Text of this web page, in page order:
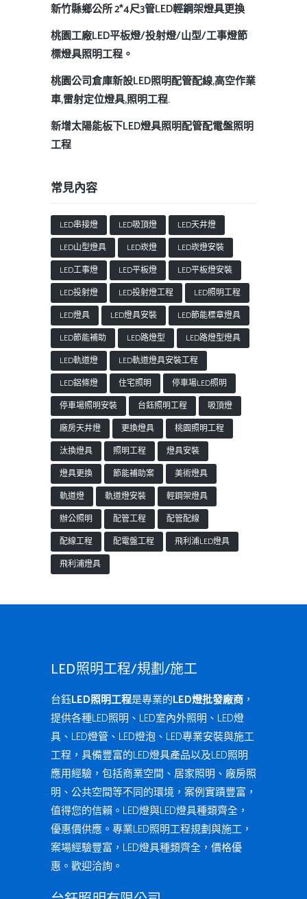
新竹縣鄉公所 2*4尺3管LED輕鋼架燈具更換
桃園工廠LED平板燈/投射燈/山型/工事燈節
標燈具照明工程。
桃園公司倉庫新設LED照明配管配線,高空作業
車,雷射定位燈具,照明工程.
新增太陽能板下LED燈具照明配管配電盤照明
工程
常見內容
LED串接燈 LED吸頂燈
LED天井燈
LED山型燈具
LED崁燈
LED崁燈安裝
LED工事燈
LED平板燈
LED平板燈安裝
LED投射燈
LED投射燈工程
LED照明工程
LED燈具
LED燈具安裝
LED節能標章燈具
LED節能補助
LED路燈型
LED路燈型燈具
LED軌道燈
LED軌道燈具安裝工程
LED鋁條燈
住宅照明
停車場LED照明
停車場照明安裝
台鈺照明工程
吸頂燈
廠房天井燈
更換燈具
桃園照明工程
汰換燈具
照明工程
燈具安裝
燈具更換
節能補助案
美術燈具
軌道燈
軌道燈安裝
輕鋼架燈具
辦公照明
配管工程
配管配線
配線工程
配電盤工程
飛利浦LED燈具
飛利浦燈具
LED照明工程/規劃/施工
台鈺LED照明工程是專業的LED燈批發廠商 ，
提供各種LED照明、LED室內外照明、LED燈
具、LED燈管、LED燈泡、LED專業安裝與施工
工程，具備豐富的LED燈具產品以及LED照明
應用經驗，包括商業空間、居家照明、廠房照
明、公共空間等不同的環境，案例實蹟豐富，
值得您的信賴。LED燈與LED燈具種類齊全，
優惠價供應。專業LED照明工程規劃與施工，
案場經驗豐富，LED燈具種類齊全，價格優
惠。歡迎洽詢。